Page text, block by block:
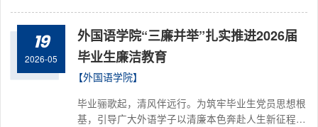
催化剂制备科学与技术面临的共性挑战，以及在新质
生产力引领下的技术变革路径。会议汇聚了来自全国
各地的催化领域专家学者。我校生化学院青年教师闫
卿博士受邀参会，并作了题为“富镍硫化物缺陷界面
协同调控增强电催化活性研究”的口头报告。...
19
2026-05
外国语学院“三廉并举”扎实推进2026届
毕业生廉洁教育
【外国语学院】
毕业骊歌起，清风伴远行。为筑牢毕业生党员思想根
基，引导广大外语学子以清廉本色奔赴人生新征程，